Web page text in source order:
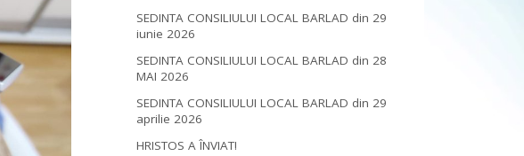
SEDINTA CONSILIULUI LOCAL BARLAD din 29
iunie 2026
SEDINTA CONSILIULUI LOCAL BARLAD din 28
MAI 2026
SEDINTA CONSILIULUI LOCAL BARLAD din 29
aprilie 2026
HRISTOS A ÎNVIAT!